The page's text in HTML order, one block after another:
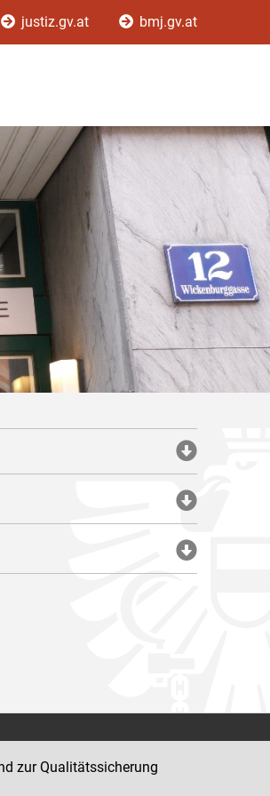
justiz.gv.at bmj.gv.at
zur Qualitätssicherung